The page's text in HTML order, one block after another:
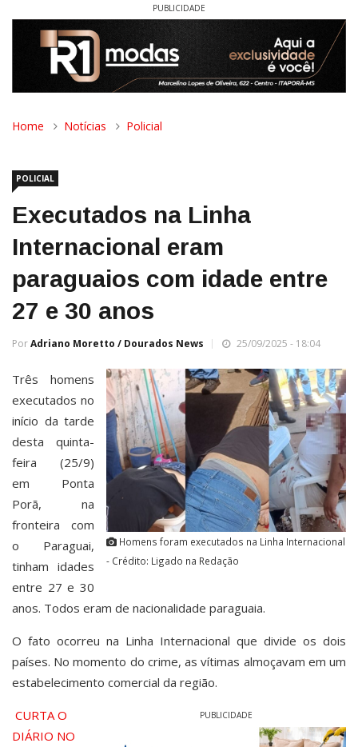
PUBLICIDADE
Home Notícias Policial
POLICIAL
Executados na Linha
Internacional eram
paraguaios com idade entre
27 e 30 anos
PorAdriano Moretto / Dourados News 25/09/2025 - 18:04
Homens foram executados na Linha Internacional
- Crédito: Ligado na Redação
Três homens
executados no
início da tarde
desta quinta-
feira (25/9)
em Ponta
Porã, na
fronteira com
o Paraguai,
tinham idades
entre 27 e 30
anos. Todos eram de nacionalidade paraguaia.
O fato ocorreu na Linha Internacional que divide os dois
países. No momento do crime, as vítimas almoçavam em um
estabelecimento comercial da região.
PUBLICIDADE
CURTA O
DIÁRIO NO